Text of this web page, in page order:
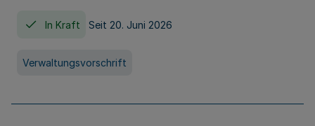
In Kraft Seit 20. Juni 2026
Verwaltungsvorschrift